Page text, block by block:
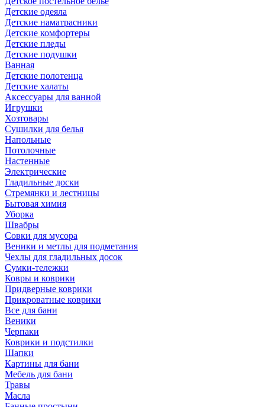
Детские одеяла
Детские наматрасники
Детские комфортеры
Детские пледы
Детские подушки
Ванная
Детские полотенца
Детские халаты
Аксессуары для ванной
Игрушки
Хозтовары
Сушилки для белья
Напольные
Потолочные
Настенные
Электрические
Гладильные доски
Стремянки и лестницы
Бытовая химия
Уборка
Швабры
Совки для мусора
Веники и метлы для подметания
Чехлы для гладильных досок
Сумки-тележки
Ковры и коврики
Придверные коврики
Прикроватные коврики
Все для бани
Веники
Черпаки
Коврики и подстилки
Шапки
Картины для бани
Мебель для бани
Травы
Масла